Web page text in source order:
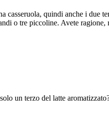
casseruola, quindi anche i
o tre piccoline. Avete
un terzo del latte